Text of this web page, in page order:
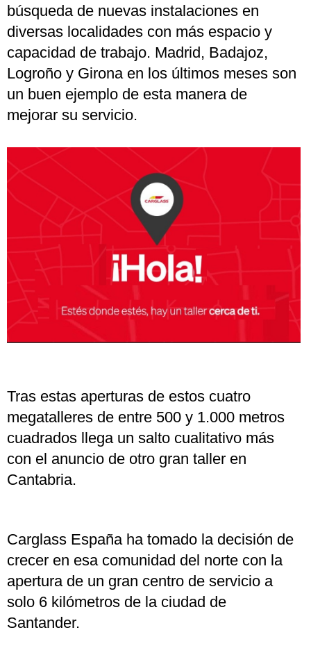
búsqueda de nuevas instalaciones en
diversas localidades con más espacio y
capacidad de trabajo. Madrid, Badajoz,
Logroño y Girona en los últimos meses son
un buen ejemplo de esta manera de
mejorar su servicio.
Tras estas aperturas de estos cuatro
megatalleres de entre 500 y 1.000 metros
cuadrados llega un salto cualitativo más
con el anuncio de otro gran taller en
Cantabria.
Carglass España ha tomado la decisión de
crecer en esa comunidad del norte con la
apertura de un gran centro de servicio a
solo 6 kilómetros de la ciudad de
Santander.